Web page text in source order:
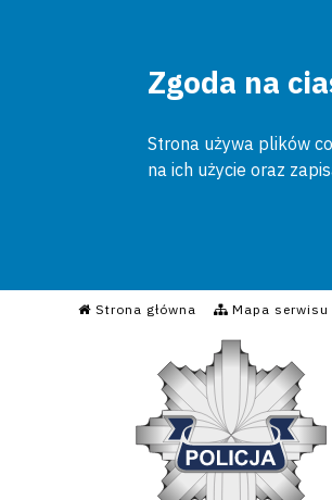
Zgoda na
Strona używa plików
na ich użycie oraz
Strona główna Mapa serwisu
Informacyjny